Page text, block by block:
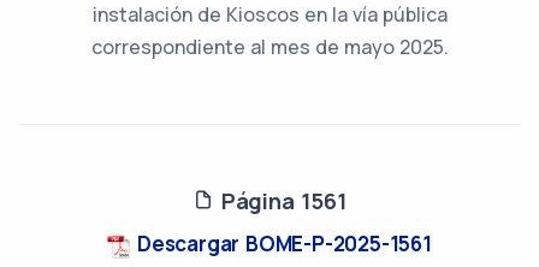
instalación de Kioscos en la vía pública
correspondiente al mes de mayo 2025.
Página 1561
Descargar BOME-P-2025-1561